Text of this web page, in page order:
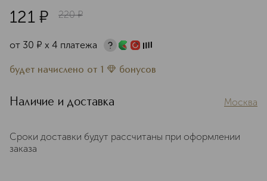
121 ¤ 220 ¤
от 30 ¤ х 4 платежа
будет начислено от 1 бонусов
Наличие и доставка Москва
Сроки доставки будут рассчитаны при оформлении
заказа